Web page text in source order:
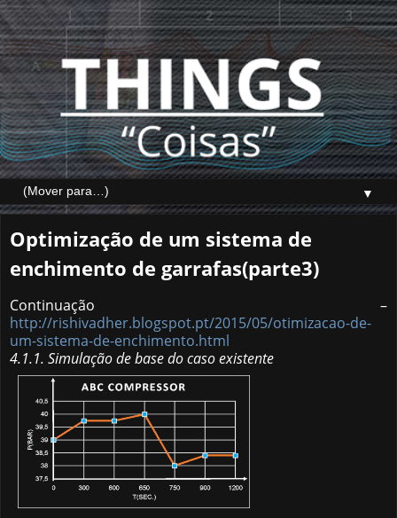
▼
Optimização de um sistema de
enchimento de garrafas(parte3)
Continuação –
http://rishivadher.blogspot.pt/2015/05/otimizacao-de-
um-sistema-de-enchimento.html
4.1.1. Simulação de base do caso existente